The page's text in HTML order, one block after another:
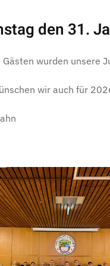
den 31.
wurden unsere
wir auch für